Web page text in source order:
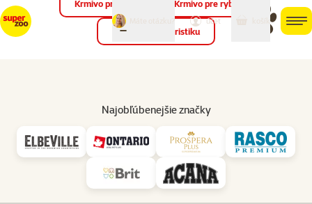
môj
účet
Krmivo pre vtáky Krmivo pre ryby
Krmivo pre teraristiku
Najobľúbenejšie značky
Regionálne centrum Sloboda zvierat Prešov
zaslúži bezpečný domov, láskavú starostlivosť a šancu na nový
život. Preto aktívne podporujeme útulky a záchranné organizácie,
ktoré denne bojujú o záchranu opustených a týraných zvierat.